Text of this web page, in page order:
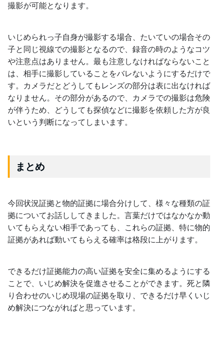
撮影が可能となります。
いじめられっ子自身が撮影する場合、たいていの場合その
子と同じ視線での撮影となるので、録音の時のようなコツ
や注意点はありません。最も注意しなければならないこと
は、相手に撮影していることをバレないようにするだけで
す。カメラだとどうしてもレンズの部分は表に出なければ
なりません。その部分があるので、カメラでの撮影は危険
が伴うため、どうしても探偵などに撮影を依頼した方が良
いという判断になってしまいます。
まとめ
今回状況証拠と物的証拠に場合分けして、様々な種類の証
拠についてお話ししてきました。言葉だけではなかなか動
いてもらえない相手であっても、これらの証拠、特に物的
証拠があれば動いてもらえる確率は格段に上がります。
できるだけ証拠能力の高い証拠を安全に集めるようにする
ことで、いじめ解決を促進させることができます。死と隣
り合わせのいじめ現場の証拠を取り、できるだけ早くいじ
め解決につながればと思っています。